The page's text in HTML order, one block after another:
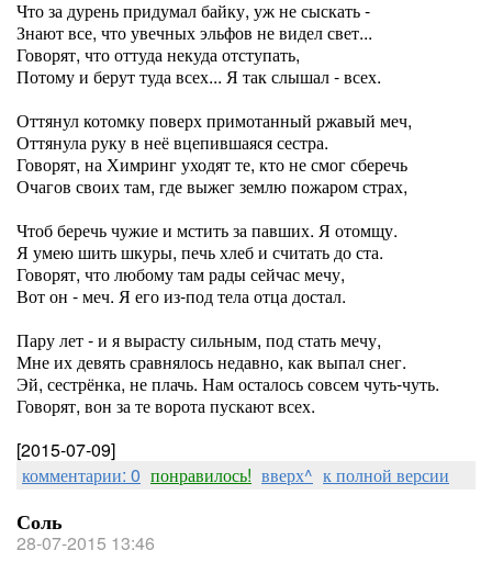
Что за дурень придумал байку, уж не сыскать -
Знают все, что увечных эльфов не видел свет...
Говорят, что оттуда некуда отступать,
Потому и берут туда всех... Я так слышал - всех.
Оттянул котомку поверх примотанный ржавый меч,
Оттянула руку в неё вцепившаяся сестра.
Говорят, на Химринг уходят те, кто не смог сберечь
Очагов своих там, где выжег землю пожаром страх,
Чтоб беречь чужие и мстить за павших. Я отомщу.
Я умею шить шкуры, печь хлеб и считать до ста.
Говорят, что любому там рады сейчас мечу,
Вот он - меч. Я его из-под тела отца достал.
Пару лет - и я вырасту сильным, под стать мечу,
Мне их девять сравнялось недавно, как выпал снег.
Эй, сестрёнка, не плачь. Нам осталось совсем чуть-чуть.
Говорят, вон за те ворота пускают всех.
[2015-07-09]
комментарии: 0 понравилось! вверх^ к полной версии
Соль
28-07-2015 13:46